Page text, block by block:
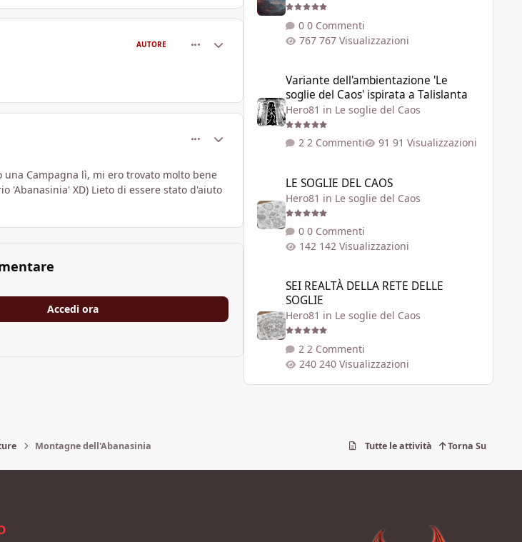
AUTORE Statistiche Autore
Campagna lì, mi ero trovato molto bene
'Abanasinia' XD) Lieto di essere stato d'aiuto
Accedi ora
0 Commenti
767 Visualizzazioni
Variante dell'ambientazione 'Le
soglie del Caos' ispirata a Talislanta
Hero81 in Le soglie del Caos
2 Commenti 91 Visualizzazioni
LE SOGLIE DEL CAOS
Hero81 in Le soglie del Caos
0 Commenti
142 Visualizzazioni
SEI REALTÀ DELLA RETE DELLE
SOGLIE
Hero81 in Le soglie del Caos
2 Commenti
240 Visualizzazioni
Montagne dell'Abanasinia Tutte le attività Torna Su